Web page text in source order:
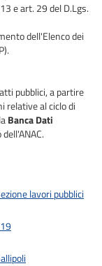
e art. 29 del D.Lgs.
dell'Elenco dei
pubblici, a partire
relative al ciclo di
Banca Dati
lavori pubblici